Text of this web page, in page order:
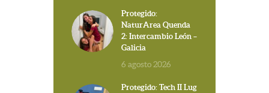
Protegido:
NaturArea Quenda
2: Intercambio León –
Galicia
6 agosto 2026
Protegido: Tech II Lug